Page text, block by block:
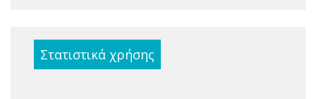
Στατιστικά χρήσης